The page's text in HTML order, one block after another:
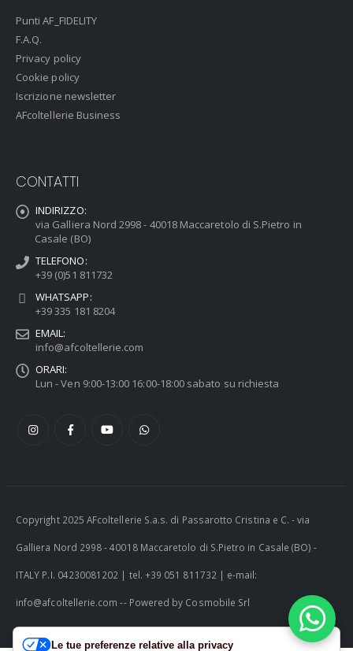
Punti AF_FIDELITY
F.A.Q.
Privacy policy
Cookie policy
Iscrizione newsletter
AFcoltellerie Business
CONTATTI
INDIRIZZO:
via Galliera Nord 2998 - 40018 Maccaretolo di S.Pietro in
Casale (BO)
TELEFONO:
+39 (0)51 811732
WHATSAPP:
+39 335 181 8204
EMAIL:
info@afcoltellerie.com
ORARI:
Lun - Ven 9:00-13:00 16:00-18:00 sabato su richiesta
Copyright 2025 AFcoltellerie S.a.s. di Passarotto Cristina e C. - via
Galliera Nord 2998 - 40018 Maccaretolo di S.Pietro in Casale (BO) -
ITALY P.I. 04230081202 | tel. +39 051 811732 | e-mail:
info@afcoltellerie.com -- Powered by Cosmobile Srl
Le tue preferenze relative alla privacy